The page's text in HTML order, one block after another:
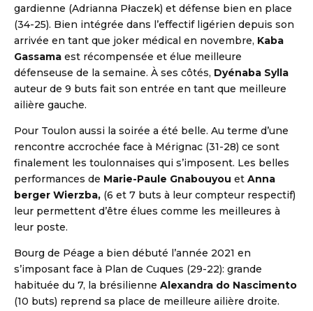
gardienne (Adrianna Płaczek) et défense bien en place
(34-25). Bien intégrée dans l’effectif ligérien depuis son
arrivée en tant que joker médical en novembre, Kaba
Gassama est récompensée et élue meilleure
défenseuse de la semaine. À ses côtés, Dyénaba Sylla
auteur de 9 buts fait son entrée en tant que meilleure
ailière gauche.
Pour Toulon aussi la soirée a été belle. Au terme d’une
rencontre accrochée face à Mérignac (31-28) ce sont
finalement les toulonnaises qui s’imposent. Les belles
performances de Marie-Paule Gnabouyou et Anna
berger Wierzba, (6 et 7 buts à leur compteur respectif)
leur permettent d’être élues comme les meilleures à
leur poste.
Bourg de Péage a bien débuté l’année 2021 en
s’imposant face à Plan de Cuques (29-22): grande
habituée du 7, la brésilienne Alexandra do Nascimento
(10 buts) reprend sa place de meilleure ailière droite.